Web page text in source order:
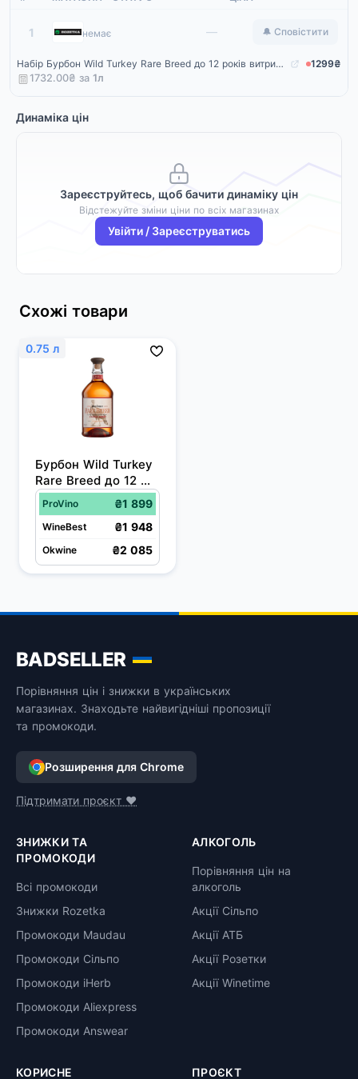
1 Rozetka
немає — 🔔 Сповістити
Набір Бурбон Wild Turkey Rare Breed до 12 років витримки 0.75 л 58.4% + 2 склянки (4820180020232)
1299₴
1732.00₴ за 1л
Динаміка цін
Зареєструйтесь, щоб бачити динаміку цін
Відстежуйте зміни ціни по всіх магазинах
Увійти / Зареєструватись
Схожі товари
0.75 л
Бурбон Wild Turkey
Rare Breed до 12
років витримки 0.75
л 58.4%
ProVino ₴1 899
WineBest ₴1 948
Okwine ₴2 085
BADSELLER
Порівняння цін і знижки в українських
магазинах. Знаходьте найвигідніші пропозиції
та промокоди.
Розширення для Chrome
Підтримати проєкт ❤️
ЗНИЖКИ ТА
ПРОМОКОДИ
Всі промокоди
Знижки Rozetka
Промокоди Maudau
Промокоди Сільпо
Промокоди iHerb
Промокоди Aliexpress
Промокоди Answear
АЛКОГОЛЬ
Порівняння цін на
алкоголь
Акції Сільпо
Акції АТБ
Акції Розетки
Акції Winetime
КОРИСНЕ ПРОЄКТ